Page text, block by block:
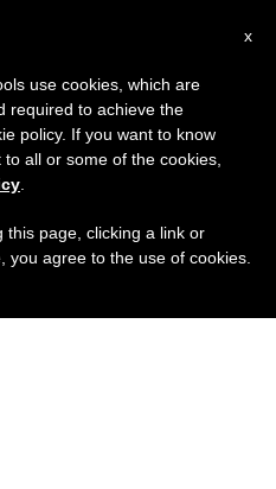
كمساعدات
x
use cookies, which are
required to achieve the
policy. If you want to know
all or some of the cookies,
this page, clicking a link or
you agree to the use of cookies.